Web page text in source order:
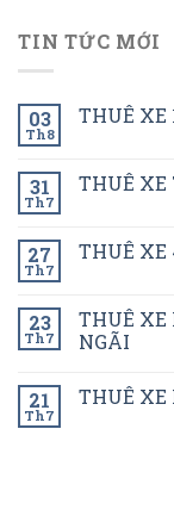
TIN TỨC MỚI
03
Th8
THUÊ XE
31
Th7
THUÊ XE
27
Th7
THUÊ XE
23
Th7
THUÊ XE
NGÃI
21
Th7
THUÊ XE